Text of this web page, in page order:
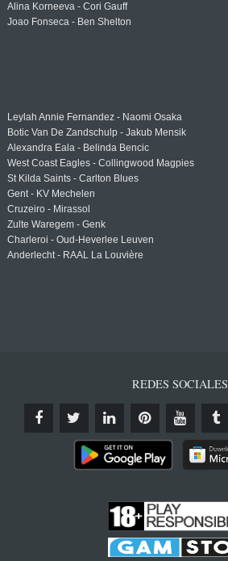
Alina Korneeva - Cori Gauff
Joao Fonseca - Ben Shelton
Leylah Annie Fernandez - Naomi Osaka
Botic Van De Zandschulp - Jakub Mensik
Alexandra Eala - Belinda Bencic
West Coast Eagles - Collingwood Magpies
St Kilda Saints - Carlton Blues
Gent - KV Mechelen
Cruzeiro - Mirassol
Zulte Waregem - Genk
Charleroi - Oud-Heverlee Leuven
Anderlecht - RAAL La Louvière
REDES SOCIALES